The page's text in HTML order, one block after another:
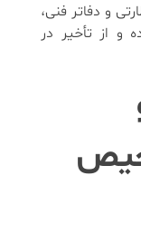
و دفاتر فنی،
و از تأخیر در